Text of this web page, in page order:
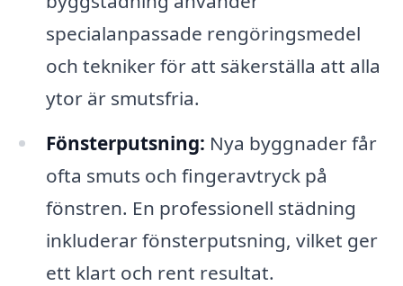
specialanpassade rengöringsmedel
och tekniker för att säkerställa att alla
ytor är smutsfria.
Fönsterputsning: Nya byggnader får
ofta smuts och fingeravtryck på
fönstren. En professionell städning
inkluderar fönsterputsning, vilket ger
ett klart och rent resultat.